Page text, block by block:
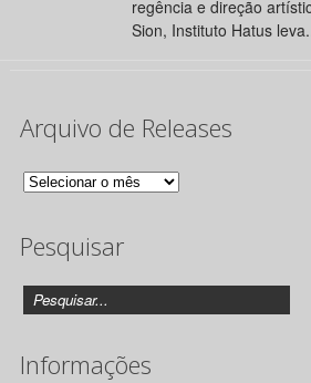
regência e direção
Sion, Instituto Hatus
Arquivo de Releases
Arquivo
Releases
Pesquisar
Informações